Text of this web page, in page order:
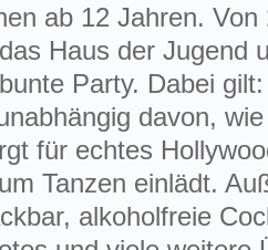
ab 12 Jahren. Von
Haus der Jugend
Party. Dabei
davon,
für echtes
Tanzen einlädt.
alkoholfreie